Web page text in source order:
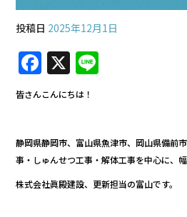
投稿日 2025年12月1日
F
a
c
e
b
o
o
X
皆さんこんにちは！
静岡県静岡市、富山県魚津市、岡山県備前
事・しゅんせつ工事・解体工事を中心に、
株式会社眞殿建設、更新担当の富山です。